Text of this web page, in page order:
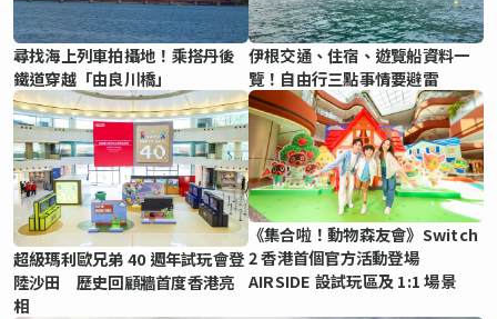
尋找海上列車拍攝地！乘搭丹後
鐵道穿越「由良川橋」
伊根交通、住宿、遊覽船資料一
覽！自由行三點事情要避雷
超級瑪利歐兄弟 40 週年試玩會登
陸沙田 歷史回顧牆首度香港亮
相
《集合啦！動物森友會》Switch
2 香港首個官方活動登場
AIRSIDE 設試玩區及 1:1 場景